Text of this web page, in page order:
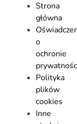
Strona
główna
o
ochronie
Polityka
plików
cookies
Inne